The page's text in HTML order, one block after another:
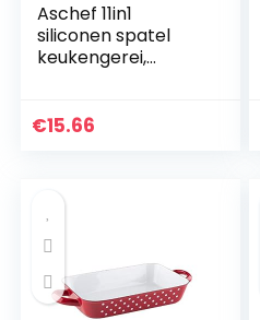
Aschef 11in1
siliconen spatel
keukengerei,
set met versterkte
€15.66